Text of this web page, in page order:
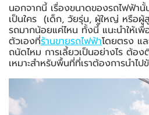
นอกจากนี้ เรื่องขนาดของรถไฟฟ้านั้
เป็นใคร (เด็ก, วัยรุ่น, ผู้ใหญ่ หรือผู้
รถมากน้อยแค่ไหน ทั้งนี้ แนะนำให้เ
ตัวเองที่ร้านขายรถไฟฟ้าโดยตรง แ
ถนัดไหม การเลี้ยวเป็นอย่างไร ต้อ
เหมาะสำหรับพื้นที่ที่เราต้องการนำไ